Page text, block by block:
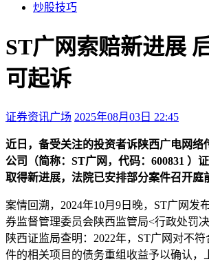
炒股技巧
ST广网索赔新进展
可起诉
证券资讯广场 2025年08月03日 22:45
近日，备受关注的投资者诉陕西广电网络
公司（简称：ST广网，代码：600831 ）
取得新进展，法院已安排部分案件召开庭
案情回溯，2024年10月9日晚，ST广网发
券监督管理委员会陕西监管局<行政处罚
陕西证监局查明：2022年，ST广网对不
件的相关项目的债务重组收益予以确认，